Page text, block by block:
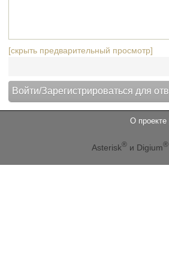
[скрыть предварительный просмотр]
О проекте
Asterisk® и Digium®